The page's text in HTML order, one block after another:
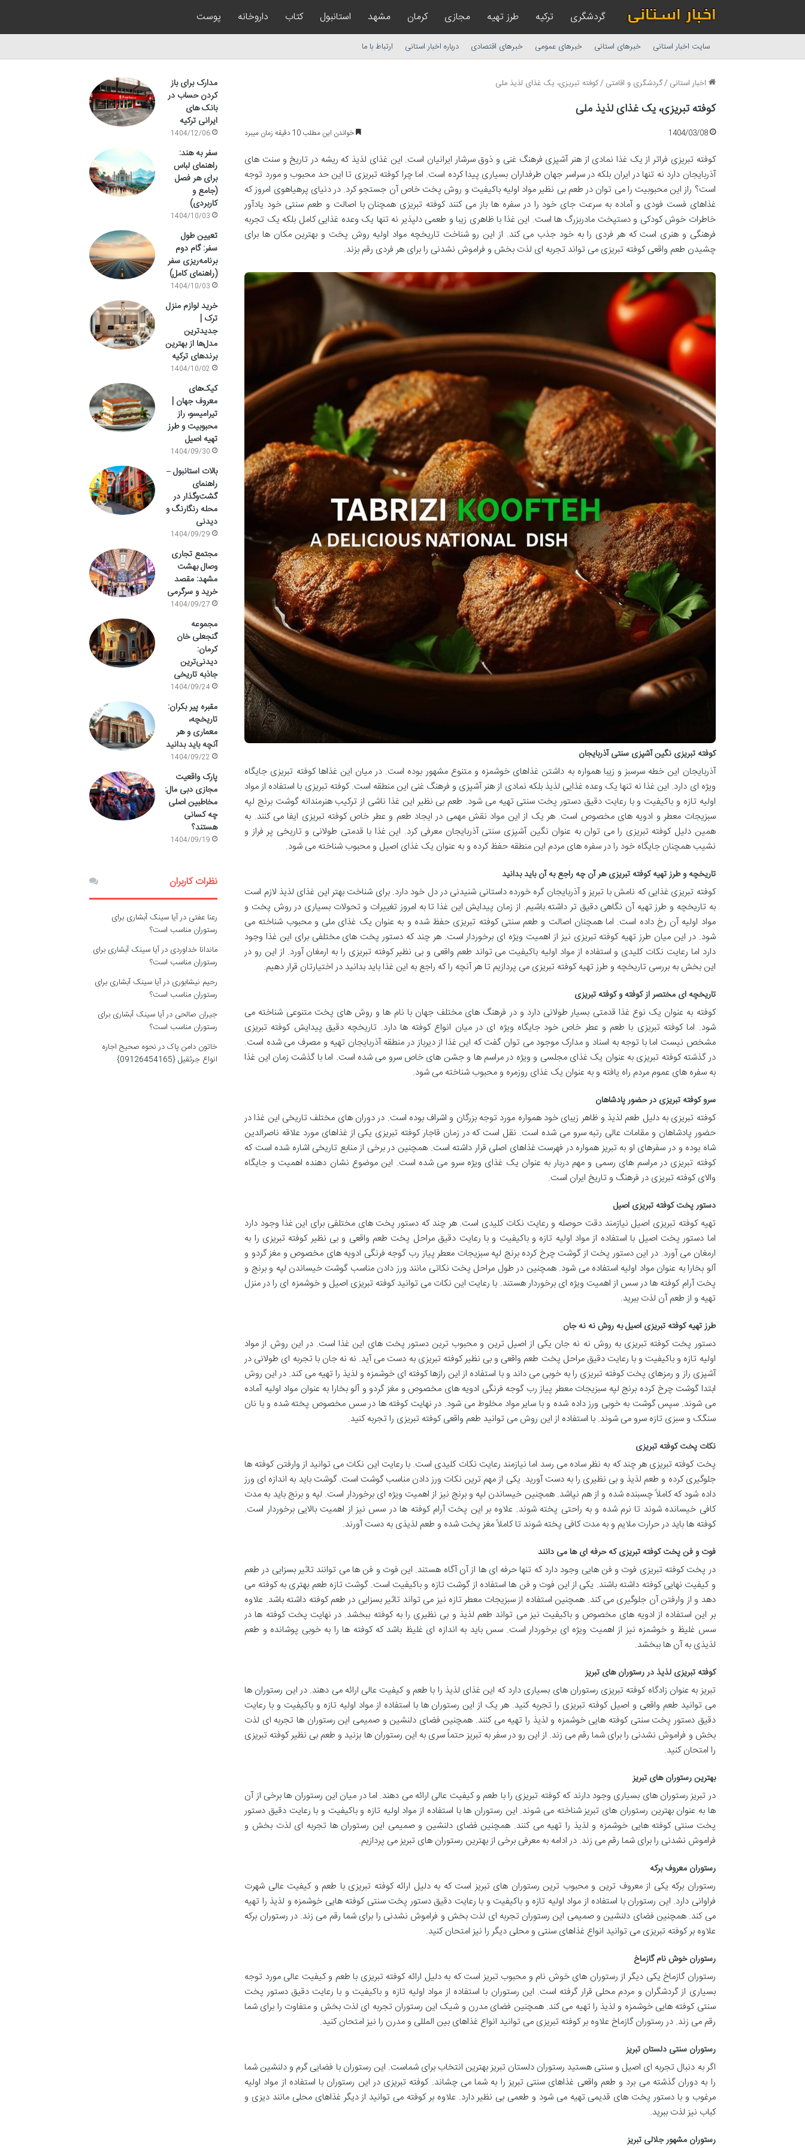
گردشگری ترکیه طرز تهیه مجازی کرمان مشهد استانبول کتاب داروخانه پوست
سایت اخبار استانی خبرهای استانی خبرهای عمومی خبرهای اقتصادی درباره اخبار استانی ارتباط با ما
اخبار استانی /گردشگری و اقامتی /کوفته تبریزی، یک غذای لذیذ ملی
کوفته تبریزی، یک غذای لذیذ ملی
1404/03/08 خواندن این مطلب 10 دقیقه زمان میبرد
کوفته تبریزی فراتر از یک غذا نمادی از هنر آشپزی فرهنگ غنی و ذوق سرشار ایرانیان است. این غذای لذیذ که ریشه در تاریخ و سنت های
آذربایجان دارد نه تنها در ایران بلکه در سراسر جهان طرفداران بسیاری پیدا کرده است. اما چرا کوفته تبریزی تا این حد محبوب و مورد توجه
است؟ راز این محبوبیت را می توان در طعم بی نظیر مواد اولیه باکیفیت و روش پخت خاص آن جستجو کرد. در دنیای پرهیاهوی امروز که
غذاهای فست فودی و آماده به سرعت جای خود را در سفره ها باز می کنند کوفته تبریزی همچنان با اصالت و طعم سنتی خود یادآور
خاطرات خوش کودکی و دستپخت مادربزرگ ها است. این غذا با ظاهری زیبا و طعمی دلپذیر نه تنها یک وعده غذایی کامل بلکه یک تجربه
فرهنگی و هنری است که هر فردی را به خود جذب می کند. از این رو شناخت تاریخچه مواد اولیه روش پخت و بهترین مکان ها برای
چشیدن طعم واقعی کوفته تبریزی می تواند تجربه ای لذت بخش و فراموش نشدنی را برای هر فردی رقم بزند.
کوفته تبریزی نگین آشپزی سنتی آذربایجان
آذربایجان این خطه سرسبز و زیبا همواره به داشتن غذاهای خوشمزه و متنوع مشهور بوده است. در میان این غذاها کوفته تبریزی جایگاه
ویژه ای دارد. این غذا نه تنها یک وعده غذایی لذیذ بلکه نمادی از هنر آشپزی و فرهنگ غنی این منطقه است. کوفته تبریزی با استفاده از مواد
اولیه تازه و باکیفیت و با رعایت دقیق دستور پخت سنتی تهیه می شود. طعم بی نظیر این غذا ناشی از ترکیب هنرمندانه گوشت برنج لپه
سبزیجات معطر و ادویه های مخصوص است. هر یک از این مواد نقش مهمی در ایجاد طعم و عطر خاص کوفته تبریزی ایفا می کنند. به
همین دلیل کوفته تبریزی را می توان به عنوان نگین آشپزی سنتی آذربایجان معرفی کرد. این غذا با قدمتی طولانی و تاریخی پر فراز و
نشیب همچنان جایگاه خود را در سفره های مردم این منطقه حفظ کرده و به عنوان یک غذای اصیل و محبوب شناخته می شود.
تاریخچه و طرز تهیه کوفته تبریزی هر آن چه راجع به آن باید بدانید
کوفته تبریزی غذایی که نامش با تبریز و آذربایجان گره خورده داستانی شنیدنی در دل خود دارد. برای شناخت بهتر این غذای لذیذ لازم است
به تاریخچه و طرز تهیه آن نگاهی دقیق تر داشته باشیم. از زمان پیدایش این غذا تا به امروز تغییرات و تحولات بسیاری در روش پخت و
مواد اولیه آن رخ داده است. اما همچنان اصالت و طعم سنتی کوفته تبریزی حفظ شده و به عنوان یک غذای ملی و محبوب شناخته می
شود. در این میان طرز تهیه کوفته تبریزی نیز از اهمیت ویژه ای برخوردار است. هر چند که دستور پخت های مختلفی برای این غذا وجود
دارد اما رعایت نکات کلیدی و استفاده از مواد اولیه باکیفیت می تواند طعم واقعی و بی نظیر کوفته تبریزی را به ارمغان آورد. از این رو در
این بخش به بررسی تاریخچه و طرز تهیه کوفته تبریزی می پردازیم تا هر آنچه را که راجع به این غذا باید بدانید در اختیارتان قرار دهیم.
تاریخچه ای مختصر از کوفته و کوفته تبریزی
کوفته به عنوان یک نوع غذا قدمتی بسیار طولانی دارد و در فرهنگ های مختلف جهان با نام ها و روش های پخت متنوعی شناخته می
شود. اما کوفته تبریزی با طعم و عطر خاص خود جایگاه ویژه ای در میان انواع کوفته ها دارد. تاریخچه دقیق پیدایش کوفته تبریزی
مشخص نیست اما با توجه به اسناد و مدارک موجود می توان گفت که این غذا از دیرباز در منطقه آذربایجان تهیه و مصرف می شده است.
در گذشته کوفته تبریزی به عنوان یک غذای مجلسی و ویژه در مراسم ها و جشن های خاص سرو می شده است. اما با گذشت زمان این غذا
به سفره های عموم مردم راه یافته و به عنوان یک غذای روزمره و محبوب شناخته می شود.
سرو کوفته تبریزی در حضور پادشاهان
کوفته تبریزی به دلیل طعم لذیذ و ظاهر زیبای خود همواره مورد توجه بزرگان و اشراف بوده است. در دوران های مختلف تاریخی این غذا در
حضور پادشاهان و مقامات عالی رتبه سرو می شده است. نقل است که در زمان قاجار کوفته تبریزی یکی از غذاهای مورد علاقه ناصرالدین
شاه بوده و در سفرهای او به تبریز همواره در فهرست غذاهای اصلی قرار داشته است. همچنین در برخی از منابع تاریخی اشاره شده است که
کوفته تبریزی در مراسم های رسمی و مهم دربار به عنوان یک غذای ویژه سرو می شده است. این موضوع نشان دهنده اهمیت و جایگاه
والای کوفته تبریزی در فرهنگ و تاریخ ایران است.
دستور پخت کوفته تبریزی اصیل
تهیه کوفته تبریزی اصیل نیازمند دقت حوصله و رعایت نکات کلیدی است. هر چند که دستور پخت های مختلفی برای این غذا وجود دارد
اما دستور پخت اصیل با استفاده از مواد اولیه تازه و باکیفیت و با رعایت دقیق مراحل پخت طعم واقعی و بی نظیر کوفته تبریزی را به
ارمغان می آورد. در این دستور پخت از گوشت چرخ کرده برنج لپه سبزیجات معطر پیاز رب گوجه فرنگی ادویه های مخصوص و مغز گردو و
آلو بخارا به عنوان مواد اولیه استفاده می شود. همچنین در طول مراحل پخت نکاتی مانند ورز دادن مناسب گوشت خیساندن لپه و برنج و
پخت آرام کوفته ها در سس از اهمیت ویژه ای برخوردار هستند. با رعایت این نکات می توانید کوفته تبریزی اصیل و خوشمزه ای را در منزل
تهیه و از طعم آن لذت ببرید.
طرز تهیه کوفته تبریزی اصیل به روش نه نه جان
دستور پخت کوفته تبریزی به روش نه نه جان یکی از اصیل ترین و محبوب ترین دستور پخت های این غذا است. در این روش از مواد
اولیه تازه و باکیفیت و با رعایت دقیق مراحل پخت طعم واقعی و بی نظیر کوفته تبریزی به دست می آید. نه نه جان با تجربه ای طولانی در
آشپزی راز و رمزهای پخت کوفته تبریزی را به خوبی می داند و با استفاده از این رازها کوفته ای خوشمزه و لذیذ را تهیه می کند. در این روش
ابتدا گوشت چرخ کرده برنج لپه سبزیجات معطر پیاز رب گوجه فرنگی ادویه های مخصوص و مغز گردو و آلو بخارا به عنوان مواد اولیه آماده
می شوند. سپس گوشت به خوبی ورز داده شده و با سایر مواد مخلوط می شود. در نهایت کوفته ها در سس مخصوص پخته شده و با نان
سنگک و سبزی تازه سرو می شوند. با استفاده از این روش می توانید طعم واقعی کوفته تبریزی را تجربه کنید.
نکات پخت کوفته تبریزی
پخت کوفته تبریزی هر چند که به نظر ساده می رسد اما نیازمند رعایت نکات کلیدی است. با رعایت این نکات می توانید از وارفتن کوفته ها
جلوگیری کرده و طعم لذیذ و بی نظیری را به دست آورید. یکی از مهم ترین نکات ورز دادن مناسب گوشت است. گوشت باید به اندازه ای ورز
داده شود که کاملاً چسبنده شده و از هم نپاشد. همچنین خیساندن لپه و برنج نیز از اهمیت ویژه ای برخوردار است. لپه و برنج باید به مدت
کافی خیسانده شوند تا نرم شده و به راحتی پخته شوند. علاوه بر این پخت آرام کوفته ها در سس نیز از اهمیت بالایی برخوردار است.
کوفته ها باید در حرارت ملایم و به مدت کافی پخته شوند تا کاملاً مغز پخت شده و طعم لذیذی به دست آورند.
فوت و فن پخت کوفته تبریزی که حرفه ای ها می دانند
در پخت کوفته تبریزی فوت و فن هایی وجود دارد که تنها حرفه ای ها از آن آگاه هستند. این فوت و فن ها می توانند تاثیر بسزایی در طعم
و کیفیت نهایی کوفته داشته باشند. یکی از این فوت و فن ها استفاده از گوشت تازه و باکیفیت است. گوشت تازه طعم بهتری به کوفته می
دهد و از وارفتن آن جلوگیری می کند. همچنین استفاده از سبزیجات معطر تازه نیز می تواند تاثیر بسزایی در طعم کوفته داشته باشد. علاوه
بر این استفاده از ادویه های مخصوص و باکیفیت نیز می تواند طعم لذیذ و بی نظیری را به کوفته ببخشد. در نهایت پخت کوفته ها در
سس غلیظ و خوشمزه نیز از اهمیت ویژه ای برخوردار است. سس باید به اندازه ای غلیظ باشد که کوفته ها را به خوبی پوشانده و طعم
لذیذی به آن ها ببخشد.
کوفته تبریزی لذیذ در رستوران های تبریز
تبریز به عنوان زادگاه کوفته تبریزی رستوران های بسیاری دارد که این غذای لذیذ را با طعم و کیفیت عالی ارائه می دهند. در این رستوران ها
می توانید طعم واقعی و اصیل کوفته تبریزی را تجربه کنید. هر یک از این رستوران ها با استفاده از مواد اولیه تازه و باکیفیت و با رعایت
دقیق دستور پخت سنتی کوفته هایی خوشمزه و لذیذ را تهیه می کنند. همچنین فضای دلنشین و صمیمی این رستوران ها تجربه ای لذت
بخش و فراموش نشدنی را برای شما رقم می زند. از این رو در سفر به تبریز حتماً سری به این رستوران ها بزنید و طعم بی نظیر کوفته تبریزی
را امتحان کنید.
بهترین رستوران های تبریز
در تبریز رستوران های بسیاری وجود دارند که کوفته تبریزی را با طعم و کیفیت عالی ارائه می دهند. اما در میان این رستوران ها برخی از آن
ها به عنوان بهترین رستوران های تبریز شناخته می شوند. این رستوران ها با استفاده از مواد اولیه تازه و باکیفیت و با رعایت دقیق دستور
پخت سنتی کوفته هایی خوشمزه و لذیذ را تهیه می کنند. همچنین فضای دلنشین و صمیمی این رستوران ها تجربه ای لذت بخش و
فراموش نشدنی را برای شما رقم می زند. در ادامه به معرفی برخی از بهترین رستوران های تبریز می پردازیم.
رستوران معروف برکه
رستوران برکه یکی از معروف ترین و محبوب ترین رستوران های تبریز است که به دلیل ارائه کوفته تبریزی با طعم و کیفیت عالی شهرت
فراوانی دارد. این رستوران با استفاده از مواد اولیه تازه و باکیفیت و با رعایت دقیق دستور پخت سنتی کوفته هایی خوشمزه و لذیذ را تهیه
می کند. همچنین فضای دلنشین و صمیمی این رستوران تجربه ای لذت بخش و فراموش نشدنی را برای شما رقم می زند. در رستوران برکه
علاوه بر کوفته تبریزی می توانید انواع غذاهای سنتی و محلی دیگر را نیز امتحان کنید.
رستوران خوش نام گازماخ
رستوران گازماخ یکی دیگر از رستوران های خوش نام و محبوب تبریز است که به دلیل ارائه کوفته تبریزی با طعم و کیفیت عالی مورد توجه
بسیاری از گردشگران و مردم محلی قرار گرفته است. این رستوران با استفاده از مواد اولیه تازه و باکیفیت و با رعایت دقیق دستور پخت
سنتی کوفته هایی خوشمزه و لذیذ را تهیه می کند. همچنین فضای مدرن و شیک این رستوران تجربه ای لذت بخش و متفاوت را برای شما
رقم می زند. در رستوران گازماخ علاوه بر کوفته تبریزی می توانید انواع غذاهای بین المللی و مدرن را نیز امتحان کنید.
رستوران سنتی دلستان تبریز
اگر به دنبال تجربه ای اصیل و سنتی هستید رستوران دلستان تبریز بهترین انتخاب برای شماست. این رستوران با فضایی گرم و دلنشین شما
را به دوران گذشته می برد و طعم واقعی غذاهای سنتی تبریز را به شما می چشاند. کوفته تبریزی در این رستوران با استفاده از مواد اولیه
مرغوب و با دستور پخت های قدیمی تهیه می شود و طعمی بی نظیر دارد. علاوه بر کوفته می توانید از دیگر غذاهای محلی مانند دیزی و
کباب نیز لذت ببرید.
رستوران مشهور جلالی تبریز
مدارک برای باز
کردن حساب در
بانک های
ایرانی ترکیه
1404/12/06
سفر به هند:
راهنمای لباس
برای هر فصل
(جامع و
کاربردی)
1404/10/03
تعیین طول
سفر: گام دوم
برنامه‌ریزی سفر
(راهنمای کامل)
1404/10/03
خرید لوازم منزل
ترک |
جدیدترین
مدل‌ها از بهترین
برندهای ترکیه
1404/10/02
کیک‌های
معروف جهان |
تیرامیسو، راز
محبوبیت و طرز
تهیه اصیل
1404/09/30
بالات استانبول –
راهنمای
گشت‌وگذار در
محله رنگارنگ و
دیدنی
1404/09/29
مجتمع تجاری
وصال بهشت
مشهد: مقصد
خرید و سرگرمی
1404/09/27
مجموعه
گنجعلی خان
کرمان:
دیدنی‌ترین
جاذبه تاریخی
1404/09/24
مقبره پیر بکران:
تاریخچه،
معماری و هر
آنچه باید بدانید
1404/09/22
پارک واقعیت
مجازی دبی مال:
مخاطبین اصلی
چه کسانی
هستند؟
1404/09/19
نظرات کاربران
رعنا عفتی درآیا سینک آبشاری برای
رستوران مناسب است؟
ماندانا خداوردی درآیا سینک آبشاری برای
رستوران مناسب است؟
رحیم نیشابوری درآیا سینک آبشاری برای
رستوران مناسب است؟
جیران صالحی درآیا سینک آبشاری برای
رستوران مناسب است؟
خاتون دامن پاکدرنحوه صحیح اجاره
انواع جرثقیل {09126454165}